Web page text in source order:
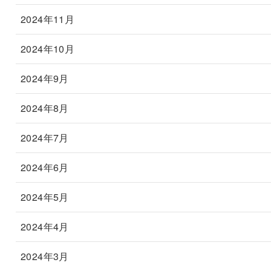
2024年11月
2024年10月
2024年9月
2024年8月
2024年7月
2024年6月
2024年5月
2024年4月
2024年3月